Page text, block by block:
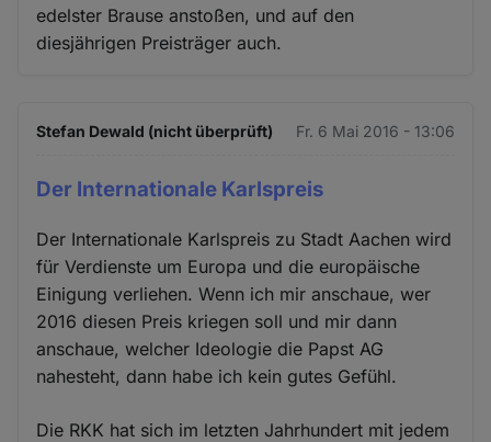
edelster Brause anstoßen, und auf den
diesjährigen Preisträger auch.
Stefan Dewald (nicht überprüft) Fr. 6 Mai 2016 - 13:06
Der Internationale Karlspreis
Der Internationale Karlspreis zu Stadt Aachen wird
für Verdienste um Europa und die europäische
Einigung verliehen. Wenn ich mir anschaue, wer
2016 diesen Preis kriegen soll und mir dann
anschaue, welcher Ideologie die Papst AG
nahesteht, dann habe ich kein gutes Gefühl.
Die RKK hat sich im letzten Jahrhundert mit jedem